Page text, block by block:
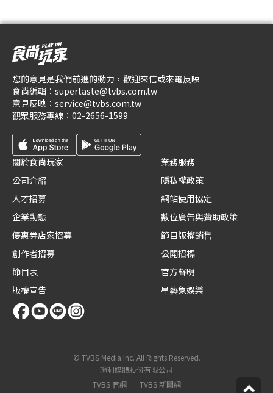
您的意見是我們前進的動力，歡迎來信或來電反映
食尚編輯： supertaste@tvbs.com.tw
意見反映： service@tvbs.com.tw
觀眾服務專線： 02-2656-1599
關於食尚玩家
公司介紹
人才招募
企業動態
優惠券店家招募
創作者招募
節目表
版權宣告
業務服務
隱私權政策
網站使用協定
數位廣告與贊助政策
節目版權銷售
公開招標
官方聲明
星藝象娛樂
© TVBS Media Inc. All Rights Reserved.
聯利媒體股份有限公司
TVBS 官網
TVBS 新聞網